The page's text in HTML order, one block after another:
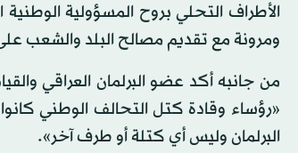
الأطراف التحلي بروح المسؤولية
ومرونة مع تقديم مصالح البلد والشعب
من جانبه أكد عضو البرلمان العراقي
«رؤساء وقادة كتل التحالف الوطني
البرلمان وليس أي كتلة أو طرف آخر».